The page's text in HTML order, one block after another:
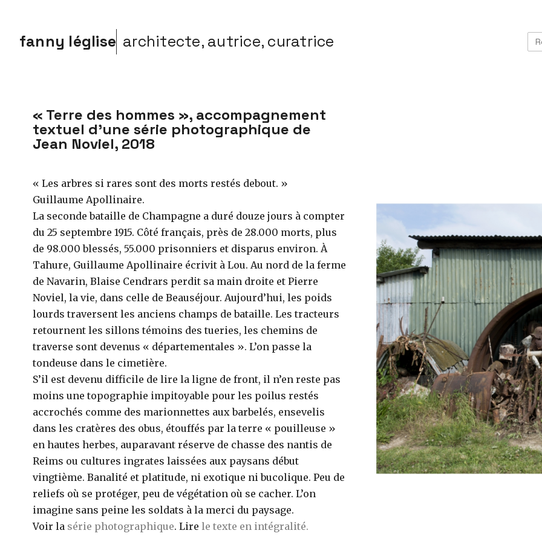
fanny léglise architecte, autrice, curatrice
« Terre des hommes », accompagnement
textuel d’une série photographique de
Jean Noviel, 2018
« Les arbres si rares sont des morts restés debout. »
Guillaume Apollinaire.
La seconde bataille de Champagne a duré douze jours à compter
du 25 septembre 1915. Côté français, près de 28.000 morts, plus
de 98.000 blessés, 55.000 prisonniers et disparus environ. À
Tahure, Guillaume Apollinaire écrivit à Lou. Au nord de la ferme
de Navarin, Blaise Cendrars perdit sa main droite et Pierre
Noviel, la vie, dans celle de Beauséjour. Aujourd’hui, les poids
lourds traversent les anciens champs de bataille. Les tracteurs
retournent les sillons témoins des tueries, les chemins de
traverse sont devenus « départementales ». L’on passe la
tondeuse dans le cimetière.
S’il est devenu difficile de lire la ligne de front, il n’en reste pas
moins une topographie impitoyable pour les poilus restés
accrochés comme des marionnettes aux barbelés, ensevelis
dans les cratères des obus, étouffés par la terre « pouilleuse »
en hautes herbes, auparavant réserve de chasse des nantis de
Reims ou cultures ingrates laissées aux paysans début
vingtième. Banalité et platitude, ni exotique ni bucolique. Peu de
reliefs où se protéger, peu de végétation où se cacher. L’on
imagine sans peine les soldats à la merci du paysage.
Voir la série photographique. Lire le texte en intégralité.